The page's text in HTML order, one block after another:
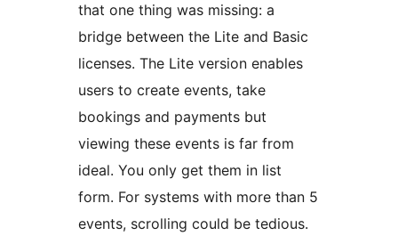
that one thing was missing: a
bridge between the Lite and Basic
licenses. The Lite version enables
users to create events, take
bookings and payments but
viewing these events is far from
ideal. You only get them in list
form. For systems with more than 5
events, scrolling could be tedious.